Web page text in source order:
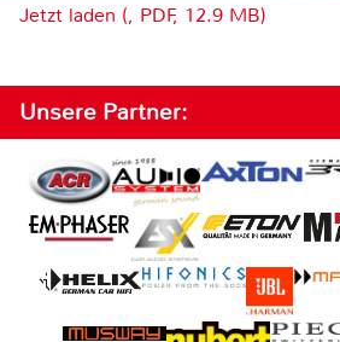
Jetzt laden (, PDF, 12.9 MB)
Unsere Partner: